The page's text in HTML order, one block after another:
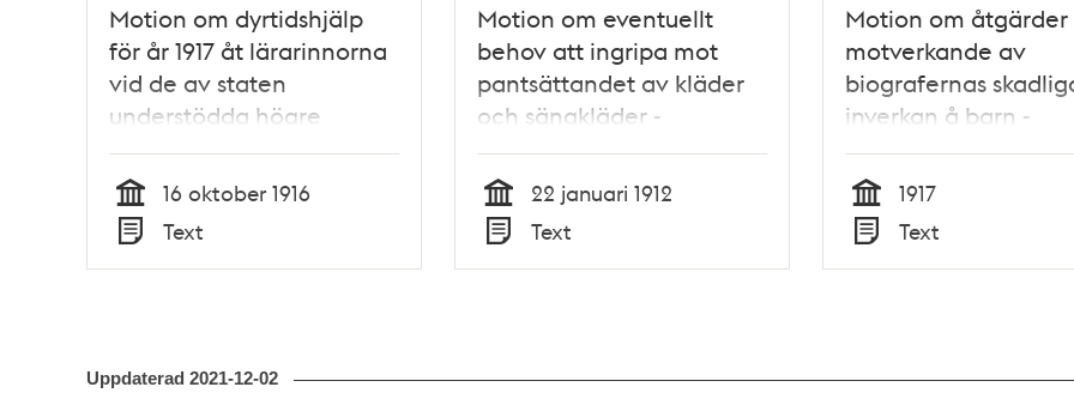
Motion om dyrtidshjälp
för år 1917 åt lärarinnorna
vid de av staten
understödda högre
flickskolorna i Stockholm -
Stadsfullmäktige 1916
Tid
16 oktober 1916
Typ
Text
Motion om eventuellt
behov att ingripa mot
pantsättandet av kläder
och sängkläder -
Stadsfullmäktige 1912
Tid
22 januari 1912
Typ
Text
Motion om
motverkande av
biografernas
inverkan å barn -
Stadsfullmäktige 1917
Tid
1917
Typ
Text
Uppdaterad 2021-12-02